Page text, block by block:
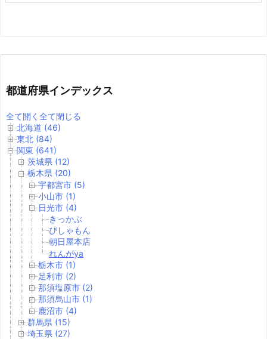
都道府県インデックス
全て開く 全て閉じる
北海道 (46)
東北 (84)
関東 (641)
茨城県 (12)
栃木県 (20)
宇都宮市 (5)
小山市 (1)
日光市 (4)
きっかぶ
びしゃもん
朝日屋本店
れんがya
栃木市 (1)
足利市 (2)
那須塩原市 (2)
那須烏山市 (1)
鹿沼市 (4)
群馬県 (15)
埼玉県 (27)